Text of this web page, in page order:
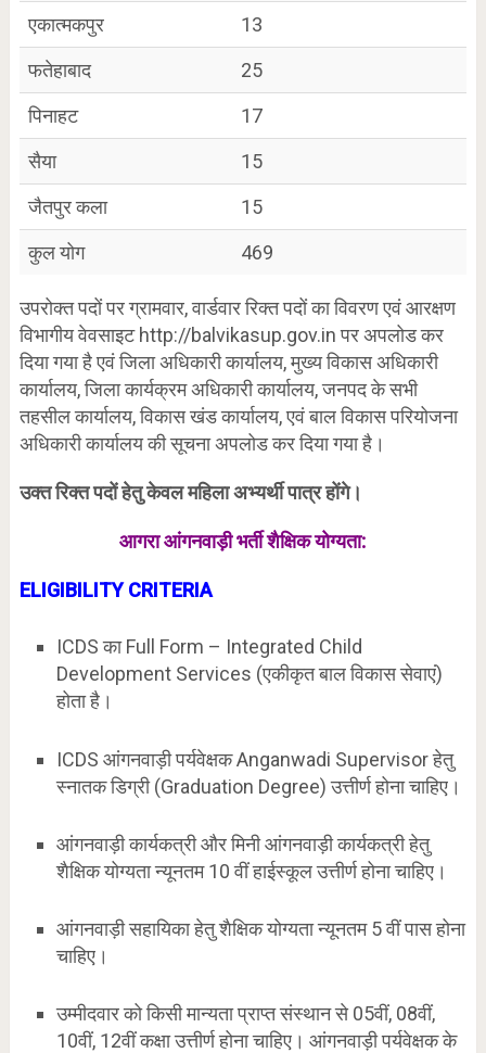
एकात्मकपुर
13
फतेहाबाद
25
पिनाहट
17
सैया
15
जैतपुर कला
15
कुल योग
469
उपरोक्त पदों पर ग्रामवार, वार्डवार रिक्त पदों का विवरण एवं आरक्षण
विभागीय वेवसाइट http://balvikasup.gov.in पर अपलोड कर
दिया गया है एवं जिला अधिकारी कार्यालय, मुख्य विकास अधिकारी
कार्यालय, जिला कार्यक्रम अधिकारी कार्यालय, जनपद के सभी
तहसील कार्यालय, विकास खंड कार्यालय, एवं बाल विकास परियोजना
अधिकारी कार्यालय की सूचना अपलोड कर दिया गया है।
उक्त रिक्त पदों हेतु केवल महिला अभ्यर्थी पात्र होंगे।
आगरा आंगनवाड़ी भर्ती शैक्षिक योग्यता:
ELIGIBILITYCRITERIA
ICDS का Full Form – Integrated Child
Development Services (एकीकृत बाल विकास सेवाएं)
होता है।
ICDS आंगनवाड़ी पर्यवेक्षक Anganwadi Supervisor हेतु
स्नातक डिग्री (Graduation Degree) उत्तीर्ण होना चाहिए।
आंगनवाड़ी कार्यकत्री और मिनी आंगनवाड़ी कार्यकत्री हेतु
शैक्षिक योग्यता न्यूनतम 10 वीं हाईस्कूल उत्तीर्ण होना चाहिए।
आंगनवाड़ी सहायिका हेतु शैक्षिक योग्यता न्यूनतम 5 वीं पास होना
चाहिए।
उम्मीदवार को किसी मान्यता प्राप्त संस्थान से 05वीं, 08वीं,
10वीं, 12वीं कक्षा उत्तीर्ण होना चाहिए। आंगनवाड़ी पर्यवेक्षक के